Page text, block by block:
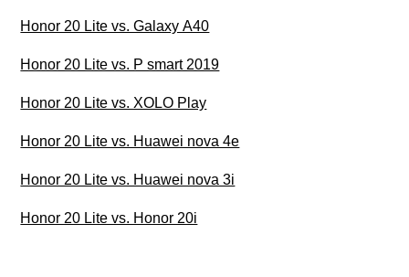
Honor 20 Lite vs. Galaxy A40
Honor 20 Lite vs. P smart 2019
Honor 20 Lite vs. XOLO Play
Honor 20 Lite vs. Huawei nova 4e
Honor 20 Lite vs. Huawei nova 3i
Honor 20 Lite vs. Honor 20i